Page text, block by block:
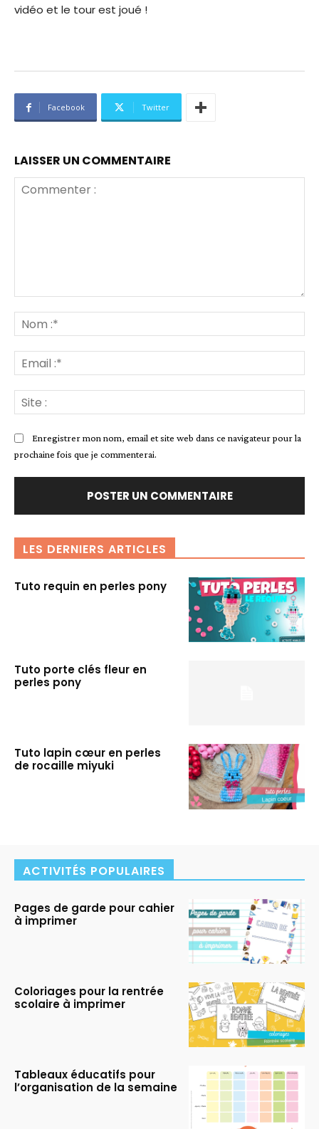
vidéo et le tour est joué !
Facebook Twitter
LAISSER UN COMMENTAIRE
:*
:*
:
Enregistrer mon nom, email et site web dans ce navigateur pour la
prochaine fois que je commenterai.
LES DERNIERS ARTICLES
Tuto requin en perles pony
Tuto porte clés fleur en
perles pony
Tuto lapin cœur en perles
de rocaille miyuki
ACTIVITÉS POPULAIRES
Pages de garde pour cahier
à imprimer
Coloriages pour la rentrée
scolaire à imprimer
Tableaux éducatifs pour
l’organisation de la semaine